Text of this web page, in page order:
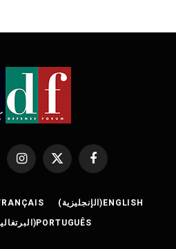
فيسبوك
X
ENGLISH
(الإنجليزية )
PORTUGUÊS
(